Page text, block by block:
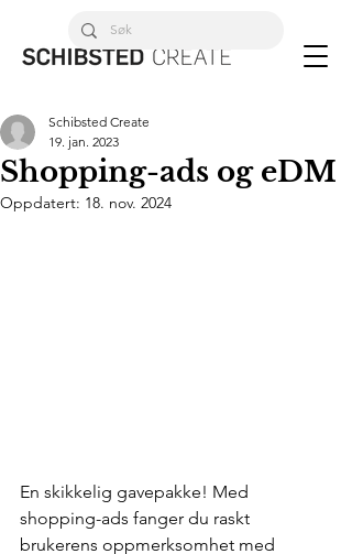
Shopping-ads og eDM
Schibsted Create
19. jan. 2023
Oppdatert: 18. nov. 2024
En skikkelig gavepakke! Med
shopping-ads fanger du raskt
brukerens oppmerksomhet med